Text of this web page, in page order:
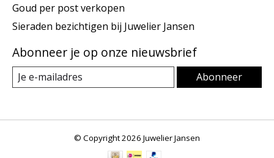
Goud per post verkopen
Sieraden bezichtigen bij Juwelier Jansen
Abonneer je op onze nieuwsbrief
Abonneer
© Copyright 2026 Juwelier Jansen